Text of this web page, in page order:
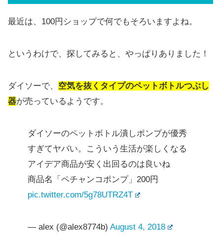
最近は、100円ショップで何でもそろいますよね。
というわけで、探してみると、やっぱりありました！
ダイソーで、 空気を抜くタイプのペットボトルつぶし
器が売っているようです。
ダイソーのペットボトル潰しポンプが優秀
すぎてヤバい。こういう生活が楽しくなる
アイデア商品が安く出回るのは良いね
商品名「ペチャンコポンプ」200円
pic.twitter.com/5g78UTRZ4T
— alex (@alex8774b) August 4, 2018